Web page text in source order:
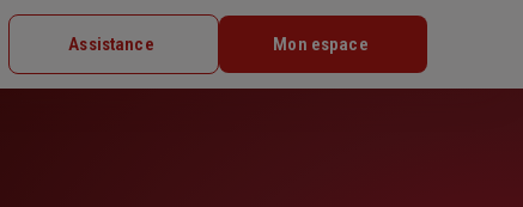
Assistance Mon espace